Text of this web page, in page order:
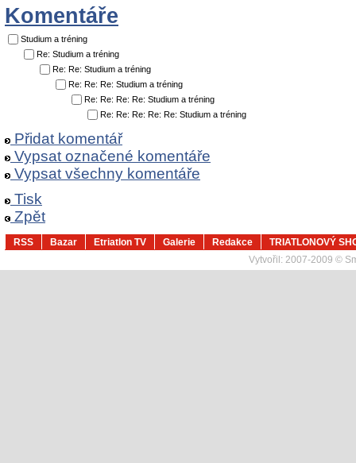
Komentáře
Studium a tréning
Re: Studium a tréning
Re: Re: Studium a tréning
Re: Re: Re: Studium a tréning
Re: Re: Re: Re: Studium a tréning
Re: Re: Re: Re: Re: Studium a tréning
Přidat komentář
Vypsat označené komentáře
Vypsat všechny komentáře
Tisk
Zpět
RSS Bazar Etriatlon TV Galerie Redakce
TRIATLONOVÝ
Vytvořil: 2007-2009 ©